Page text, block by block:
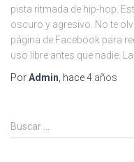
pista ritmada de hip-hop.
oscuro y agresivo. No te
página de Facebook para
uso libre antes que nadie.
PorAdmin , hace4 años
u
Buscar …